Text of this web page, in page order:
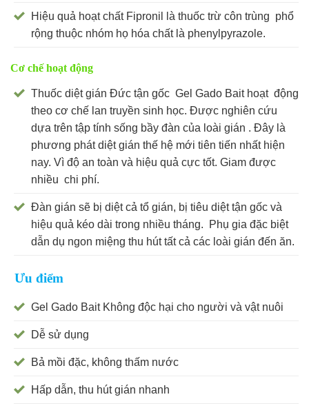
Hiệu quả hoạt chất Fipronil là thuốc trừ côn trùng phổ
rộng thuộc nhóm họ hóa chất là phenylpyrazole.
Cơ chế hoạt động
Thuốc diệt gián Đức tận gốc Gel Gado Bait hoạt động
theo cơ chế lan truyền sinh học. Được nghiên cứu
dựa trên tập tính sống bầy đàn của loài gián . Đây là
phương phát diệt gián thế hệ mới tiên tiến nhất hiện
nay. Vì độ an toàn và hiệu quả cực tốt. Giam được
nhiều chi phí.
Đàn gián sẽ bị diệt cả tổ gián, bị tiêu diệt tận gốc và
hiệu quả kéo dài trong nhiều tháng. Phụ gia đặc biệt
dẫn dụ ngon miệng thu hút tất cả các loài gián đến ăn.
Ưu điểm
Gel Gado Bait Không độc hại cho người và vật nuôi
Dễ sử dụng
Bả mồi đặc, không thấm nước
Hấp dẫn, thu hút gián nhanh